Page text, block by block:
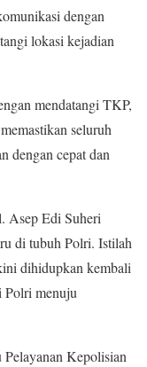
dengan
lokasi kejadian
mendatangi TKP,
seluruh
dengan cepat dan
Asep Edi Suheri
di tubuh Polri. Istilah
dihidupkan kembali
Polri menuju
Kepolisian